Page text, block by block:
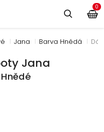
Jana Barva Hnědá
Jana
0